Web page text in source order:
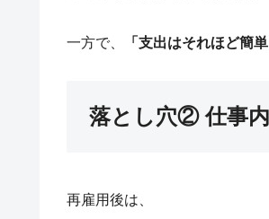
一方で、 「支出はそれほど簡
落とし穴② 仕事
再雇用後は、